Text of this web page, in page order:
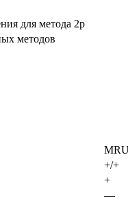
для метода 2p
методов
+/+
+
—